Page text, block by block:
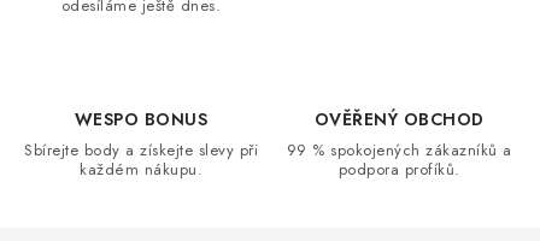
k
odesíláme ještě dnes.
WESPO BONUS
Sbírejte body a získejte slevy při
každém nákupu.
OVĚŘENÝ OBCHOD
99 % spokojených zákazníků a
podpora profíků.